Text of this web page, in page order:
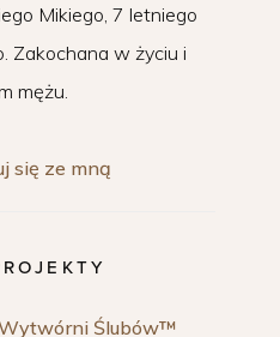
Mikiego, 7 letniego
Zakochana w życiu i
mężu.
się ze mną
Ślubów™